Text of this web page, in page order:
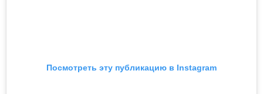
Посмотреть эту публикацию в Instagram